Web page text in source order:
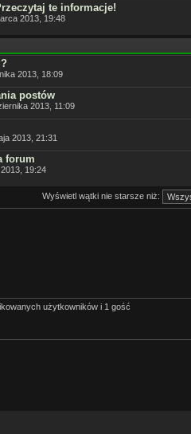
te informacje!
2013, 19:48
2013, 18:09
postów
2013, 11:09
2013, 21:31
forum
19:24
Wyświetl wątki nie starsze niż:
użytkowników i 1 gość